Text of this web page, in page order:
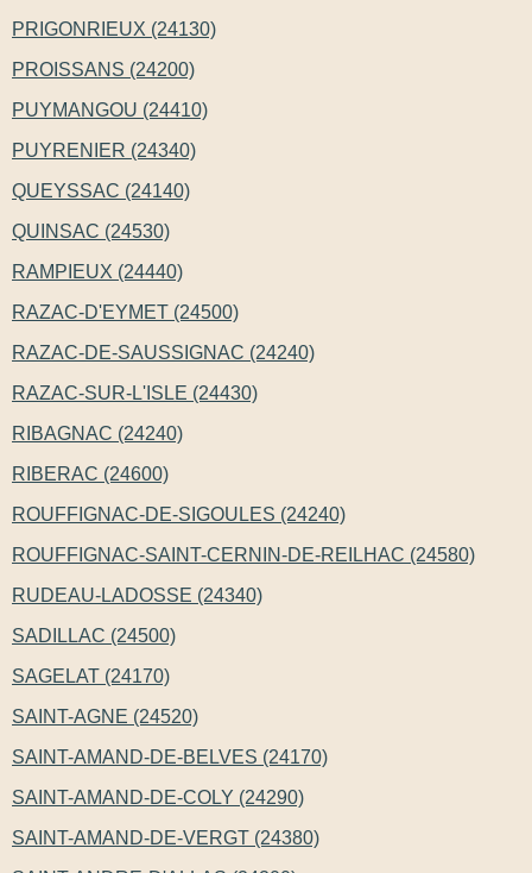
PRIGONRIEUX (24130)
PROISSANS (24200)
PUYMANGOU (24410)
PUYRENIER (24340)
QUEYSSAC (24140)
QUINSAC (24530)
RAMPIEUX (24440)
RAZAC-D'EYMET (24500)
RAZAC-DE-SAUSSIGNAC (24240)
RAZAC-SUR-L'ISLE (24430)
RIBAGNAC (24240)
RIBERAC (24600)
ROUFFIGNAC-DE-SIGOULES (24240)
ROUFFIGNAC-SAINT-CERNIN-DE-REILHAC (24580)
RUDEAU-LADOSSE (24340)
SADILLAC (24500)
SAGELAT (24170)
SAINT-AGNE (24520)
SAINT-AMAND-DE-BELVES (24170)
SAINT-AMAND-DE-COLY (24290)
SAINT-AMAND-DE-VERGT (24380)